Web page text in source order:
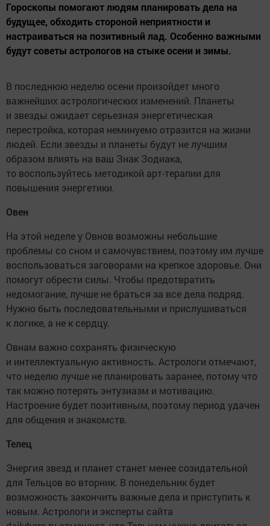
Гороскопы помогают людям планировать дела на
будущее, обходить стороной неприятности и
настраиваться на позитивный лад. Особенно важными
будут советы астрологов на стыке осени и зимы.
В последнюю неделю осени произойдет много
важнейших астрологических изменений. Планеты
и звезды ожидает серьезная энергетическая
перестройка, которая неминуемо отразится на жизни
людей. Если звезды и планеты будут не лучшим
образом влиять на ваш Знак Зодиака,
то воспользуйтесь методикой арт-терапии для
повышения энергетики.
Овен
На этой неделе у Овнов возможны небольшие
проблемы со сном и самочувствием, поэтому им лучше
воспользоваться заговорами на крепкое здоровье. Они
помогут обрести силы. Чтобы предотвратить
недомогание, лучше не браться за все дела подряд.
Нужно быть последовательными и прислушиваться
к логике, а не к сердцу.
Овнам важно сохранять физическую
и интеллектуальную активность. Астрологи отмечают,
что неделю лучше не планировать заранее, потому что
так можно потерять энтузиазм и мотивацию.
Настроение будет позитивным, поэтому период удачен
для общения и знакомств.
Телец
Энергия звезд и планет станет менее созидательной
для Тельцов во вторник. В понедельник будет
возможность закончить важные дела и приступить к
новым. Астрологи и эксперты сайта